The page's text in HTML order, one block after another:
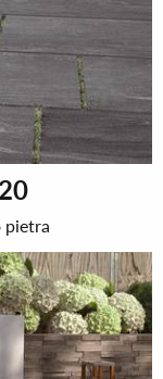
pietra